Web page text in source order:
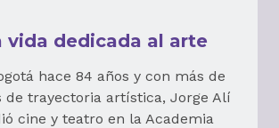
vida dedicada al arte
hace 84 años y con más de
de trayectoria artística, Jorge Alí
cine y teatro en la Academia